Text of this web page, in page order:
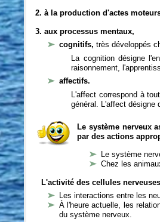
2. à la production d'actes
3. aux processus mentaux,
cognitifs,très développés
La cognition désigne
raisonnement,
affectifs.
L'affect correspond à
général. L'affect désigne
Le système nerveux
par des actions
Le système
Chez les
L'activité des cellules
Les interactions entre les
À l'heure actuelle, les
du système nerveux.